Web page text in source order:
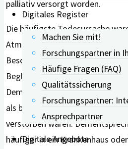
Digitales Register
Machen Sie mit!
Forschungspartner in
Häufige Fragen (FAQ)
Qualitätssicherung
Forschungspartner:
Ansprechpartner
Digitale Angebote
palliativ versorgt worden.
Die häufigste Todesursache
Atmungssystems, gefolgt von
Beschwerden und
Begleiterkrankungen waren bei
Demenz in der letzten
als bei denjenigen, die im
verstorben waren.
häufiger in ein Krankenhaus